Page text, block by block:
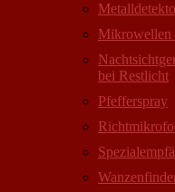
Mikrowellen
bei Restlicht
Pfefferspray